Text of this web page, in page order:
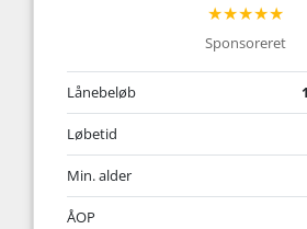
★★★★★
Sponsoreret
Lånebeløb
Løbetid
Min. alder
ÅOP